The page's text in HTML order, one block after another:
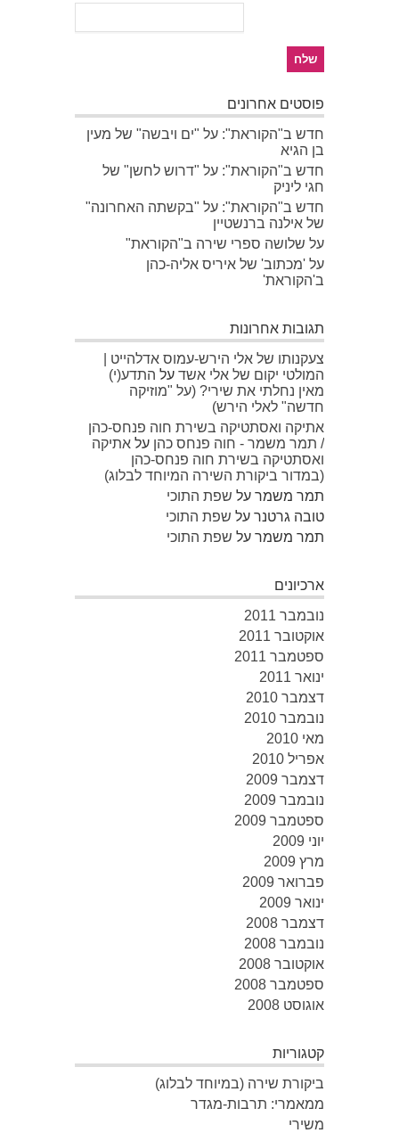
פוסטים אחרונים
חדש ב"הקוראת": על "ים ויבשה" של מעין
בן הגיא
חדש ב"הקוראת": על "דרוש לחשן" של
חגי ליניק
חדש ב"הקוראת": על "בקשתה האחרונה"
של אילנה ברנשטיין
על שלושה ספרי שירה ב"הקוראת"
על 'מכתוב' של איריס אליה-כהן
ב'הקוראת'
תגובות אחרונות
צעקנותו של אלי הירש-עמוס אדלהייט |
המולטי יקום של אלי אשד על התדע(י)
מאין נחלתי את שירי? (על "מוזיקה
חדשה" לאלי הירש)
אתיקה ואסתטיקה בשירת חוה פנחס-כהן
/ תמר משמר - חוה פנחס כהן על אתיקה
ואסתטיקה בשירת חוה פנחס-כהן
(במדור ביקורת השירה המיוחד לבלוג)
תמר משמר על שפת התוכי
טובה גרטנר על שפת התוכי
תמר משמר על שפת התוכי
ארכיונים
נובמבר 2011
אוקטובר 2011
ספטמבר 2011
ינואר 2011
דצמבר 2010
נובמבר 2010
מאי 2010
אפריל 2010
דצמבר 2009
נובמבר 2009
ספטמבר 2009
יוני 2009
מרץ 2009
פברואר 2009
ינואר 2009
דצמבר 2008
נובמבר 2008
אוקטובר 2008
ספטמבר 2008
אוגוסט 2008
קטגוריות
ביקורת שירה (במיוחד לבלוג)
ממאמרי: תרבות-מגדר
משירי